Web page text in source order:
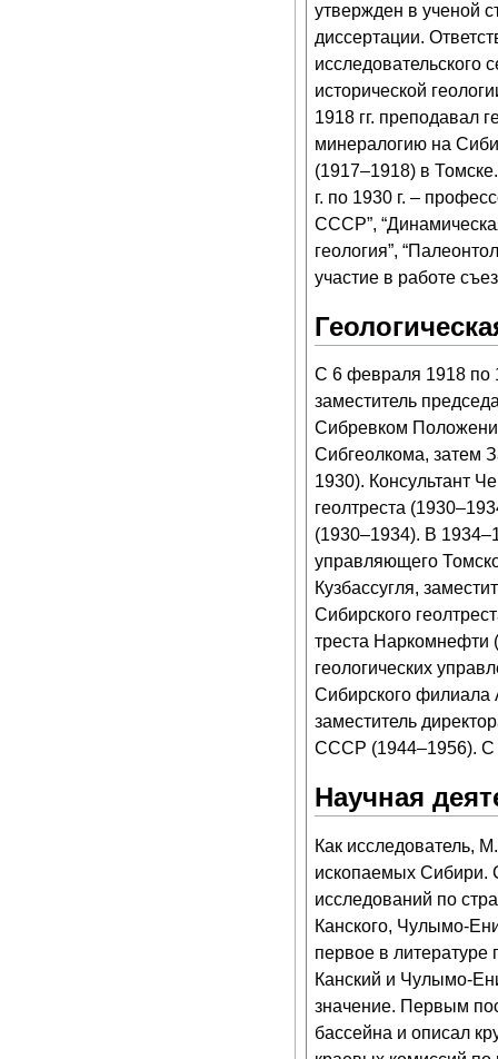
утвержден в ученой
диссертации.
исследовательского
исторической
1918 гг. преподавал
минералогию на
(1917–1918) в
г. по 1930г. –
СССР”,
геология”,
участие в работе
С 6 февраля 1918 по
заместитель
Сибревком
Сибгеолкома, затем
1930). Консультант
геолтреста
(1930–1934). В
управляющего
Кузбассугля,
Сибирского
треста Наркомнефти
геологических
Сибирского филиала
заместитель
СССР (1944–1956). С
Научная
Как исследователь,
ископаемых Сибири.
исследований по
Канского, Чулымо-
первое в литературе
Канский и Чулымо-
значение. Первым
бассейна и описал